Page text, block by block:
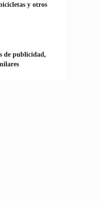
y otros
de publicidad,